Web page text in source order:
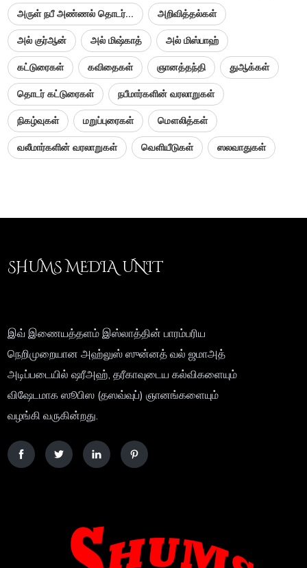
அருள் நபீ அண்ணல் தொடர்... அறிவித்தல்கள்
அல் குர்ஆன் அல் மிஷ்காத் அல் மிஸ்பாஹ்
கட்டுரைகள் கவிதைகள் ஞானத்தந்தி துஆக்கள்
தொடர் கட்டுரைகள் நபீமார்களின் வரலாறுகள்
நிகழ்வுகள் மறுப்புரைகள் மௌலித்கள்
வலீமார்களின் வரலாறுகள் வெளியீடுகள் ஸலவாதுகள்
SHUMS MEDIA UNIT
இவ் இணையத்தளம் இஸ்லாத்தின் பாரம்பரிய
நெறிமுறையான அஹ்லுஸ் ஸுன்னத் வல் ஜமாஅத்
அடிப்படையில் ஷரீஅஹ், தரீகாவுடைய கல்விகளையும்
விஷேடமாக ஸூபிஸ (தஸவ்வுப்) ஞானங்களையும்
வழங்கி வருகின்றது.